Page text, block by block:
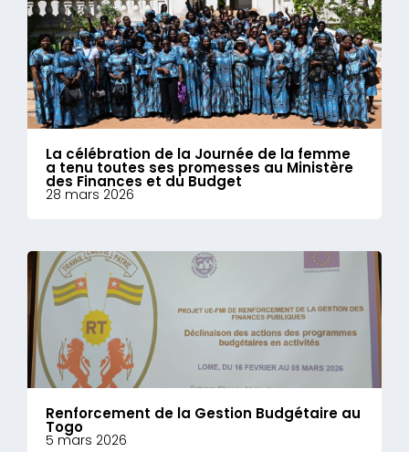
La célébration de la Journée de la femme
a tenu toutes ses promesses au Ministère
des Finances et du Budget
28 mars 2026
Renforcement de la Gestion Budgétaire au
Togo
5 mars 2026